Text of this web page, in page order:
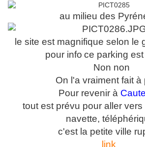
au milieu des
le site est magnifique selon le
pour info ce parking
Non non
On l'a vraiment fait à
Pour revenir à
tout est prévu pour aller
navette,
c'est la petite ville
link